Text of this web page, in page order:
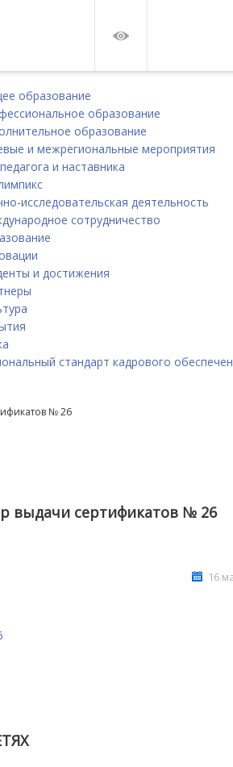
образование
образование
образование
и межрегиональные мероприятия
и наставника
исследовательская деятельность
сотрудничество
и достижения
стандарт кадрового
№ 26
выдачи сертификатов № 26
16